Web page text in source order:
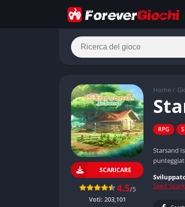
Home /
RPG
Starsand
SCARICARE
4.5/5
Voti: 203,101
Seed